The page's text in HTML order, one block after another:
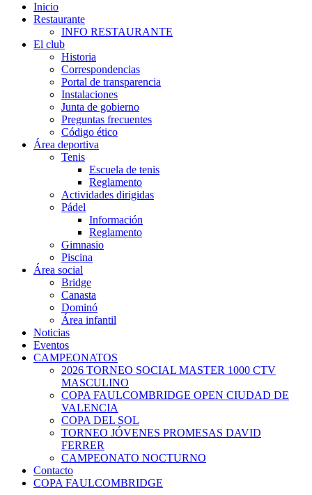
Inicio
Restaurante
INFO RESTAURANTE
El club
Historia
Correspondencias
Portal de transparencia
Instalaciones
Junta de gobierno
Preguntas frecuentes
Código ético
Área deportiva
Tenis
Escuela de tenis
Reglamento
Actividades dirigidas
Pádel
Información
Reglamento
Gimnasio
Piscina
Área social
Bridge
Canasta
Dominó
Área infantil
Noticias
Eventos
CAMPEONATOS
2026 TORNEO SOCIAL MASTER 1000 CTV
MASCULINO
COPA FAULCOMBRIDGE OPEN CIUDAD DE
VALENCIA
COPA DEL SOL
TORNEO JÓVENES PROMESAS DAVID
FERRER
CAMPEONATO NOCTURNO
Contacto
COPA FAULCOMBRIDGE